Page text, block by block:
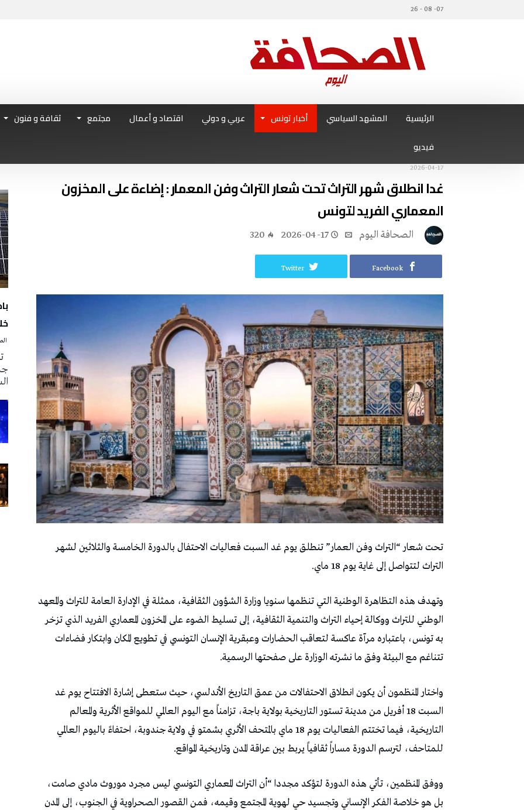
07- 08 - 26
الرئيسية المشهد السياسي أخبار تونس عربي و دولي اقتصاد و أعمال مجتمع ثقافة و فنون
فيديو
2026-04-17
غدا انطلاق شهر التراث تحت شعار التراث وفن المعمار : إضاءة على المخزون
المعماري الفريد لتونس
2026-04-17
320
Facebook
Twitter
تحت شعار “التراث وفن العمار” تنطلق يوم غد السبت فعاليات الاحتفال بالدورة الخامسة والثلاثين لشهر
التراث لتتواصل إلى غاية يوم 18 ماي.
​وتهدف هذه التظاهرة الوطنية التي تنظمها سنويا وزارة الشؤون الثقافية، ممثلة في الإدارة العامة للتراث والمعهد
الوطني للتراث ووكالة إحياء التراث والتنمية الثقافية، إلى تسليط الضوء على المخزون المعماري الفريد الذي تزخر
به تونس، باعتباره مرآة عاكسة لتعاقب الحضارات وعبقرية الإنسان التونسي في تطويع المكان وابتكار فضاءات
تتناغم مع البيئة وفق ما نشرته الوزارة على صفحتها الرسمية.
واختار المنظمون أن يكون انطلاق الاحتفالات من عمق التاريخ الأندلسي، حيث ستعطى إشارة الافتتاح يوم غد
السبت 18 أفريل من مدينة تستور التاريخية بولاية باجة، تزامناً مع اليوم العالمي للمواقع الأثرية والمعالم
التاريخية، فيما تختتم الفعاليات يوم 18 ماي بالمتحف الأثري بشمتو في ولاية جندوبة، احتفاءً باليوم العالمي
للمتاحف، لترسم الدورة مساراً ثقافياً يربط بين عراقة المدن وتاريخية المواقع.
ووفق المنظمين، تأتي هذه الدورة لتؤكد مجددا “أن التراث المعماري التونسي ليس مجرد موروث مادي صامت،
بل هو خلاصة الفكر الإنساني وتجسيد حي لهوية المجتمع وقيمه، فمن القصور الصحراوية في الجنوب، إلى المدن